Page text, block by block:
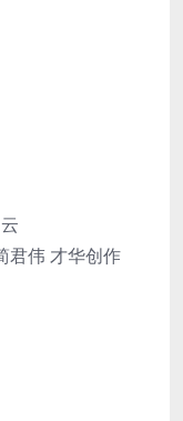
君伟 才华创作